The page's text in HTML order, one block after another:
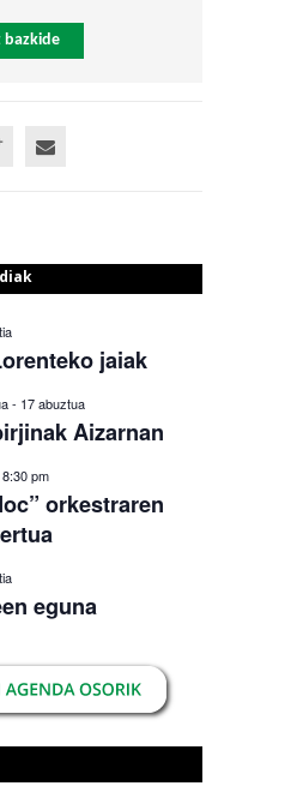
bazkide
jaiak
- 17 abuztua
Aizarnan
8:30 pm
orkestraren
eguna